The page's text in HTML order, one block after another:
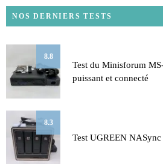
NOS DERNIERS TESTS
8.8
Test du Minisforum
puissant et connecté
8.3
Test UGREEN